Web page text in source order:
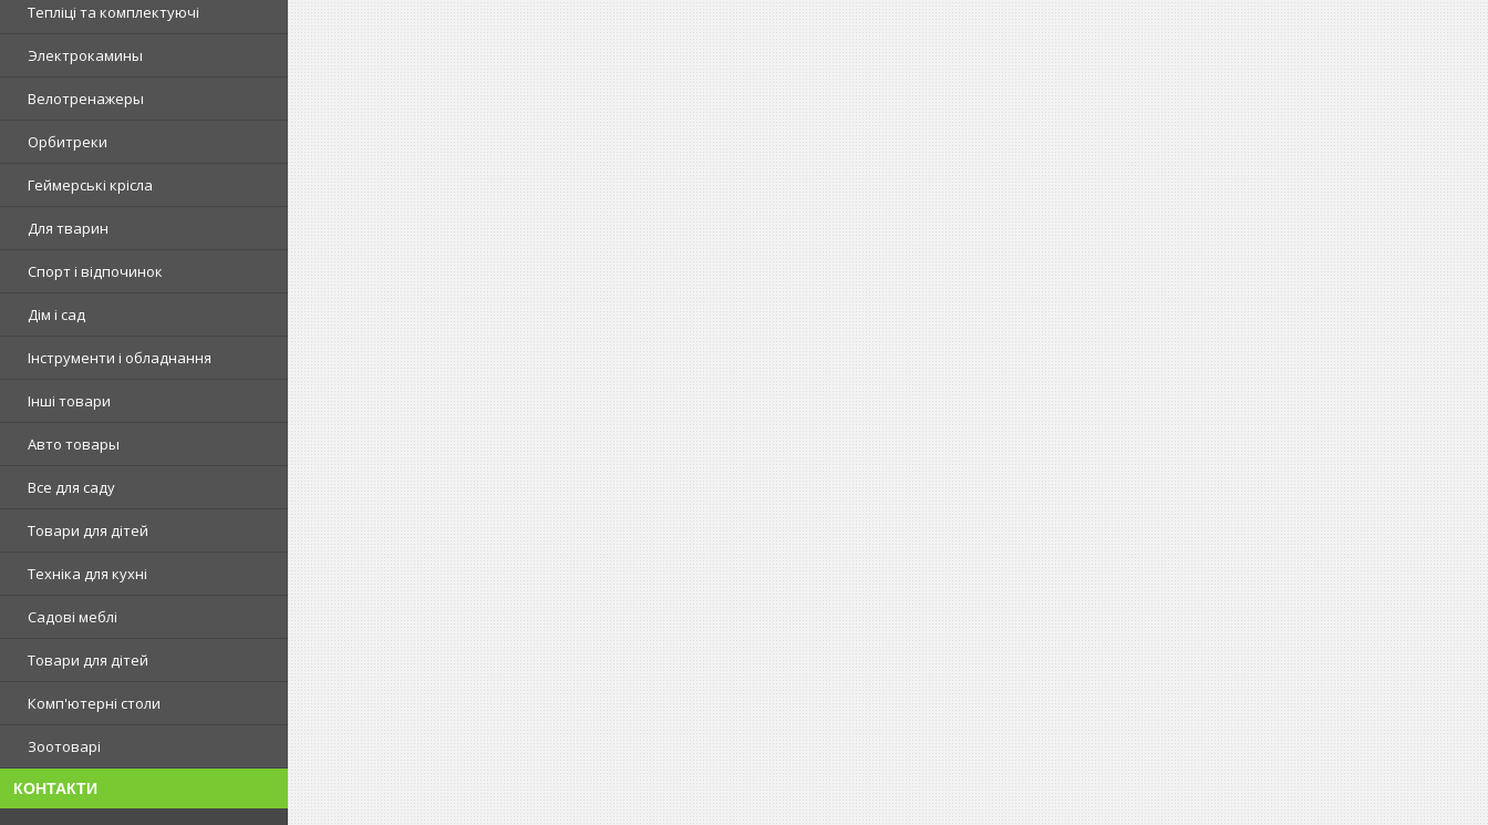
Тепліці та комплектуючі
Электрокамины
Велотренажеры
Орбитреки
Геймерські крісла
Для тварин
Спорт і відпочинок
Дім і сад
Інструменти і обладнання
Інші товари
Авто товары
Все для саду
Товари для дітей
Техніка для кухні
Садові меблі
Товари для дітей
Комп'ютерні столи
Зоотоварі
КОНТАКТИ